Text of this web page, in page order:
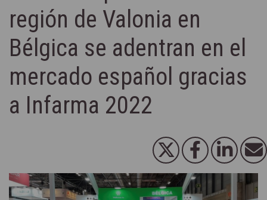
región de Valonia en
Bélgica se adentran en el
mercado español gracias
a Infarma 2022